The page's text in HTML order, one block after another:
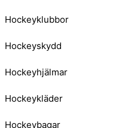
Hockeyklubbor
Hockeyskydd
Hockeyhjälmar
Hockeykläder
Hockeybagar